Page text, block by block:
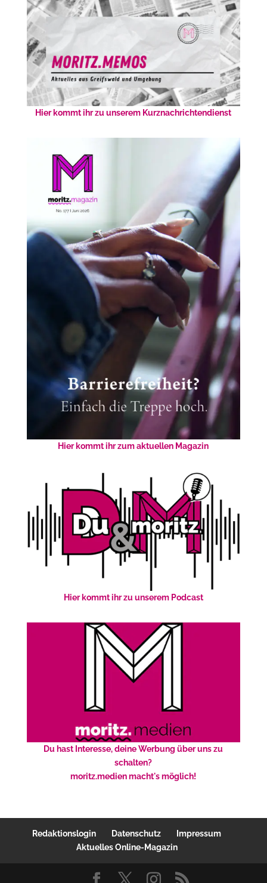
Hier kommt ihr zu unserem Kurznachrichtendienst
Hier kommt ihr zum aktuellen Magazin
Hier kommt ihr zu unserem Podcast
Du hast Interesse, deine Werbung über uns zu
schalten?
moritz.medien macht's möglich!
Redaktionslogin Datenschutz
Impressum
Aktuelles Online-Magazin